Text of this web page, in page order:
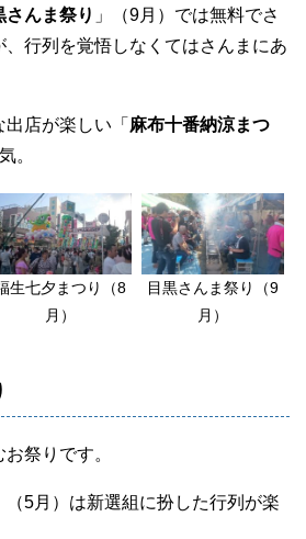
さんま祭り 」（9月）では無料でさ
、行列を覚悟しなくてはさんまにあ
店が楽しい「 麻布十番納涼まつ
。
生七夕まつり（8
月）
目黒さんま祭り（9
月）
祭りです。
（5月）は新選組に扮した行列が楽